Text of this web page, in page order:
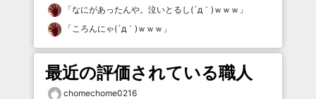
「なにがあったんや。泣いとるし(´д｀)ｗｗｗ 」
「ころんにゃ(´д｀)ｗｗｗ 」
最近の評価されている職人
chomechome0216